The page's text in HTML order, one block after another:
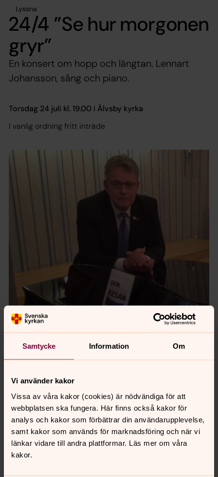
Samtycke Information Om
Vi använder kakor
Vissa av våra kakor (cookies) är nödvändiga för att
webbplatsen ska fungera. Här finns också kakor för
analys och kakor som förbättrar din användarupplevelse,
samt kakor som används för marknadsföring och när vi
länkar vidare till andra plattformar. Läs mer om våra
kakor.
Lyssna
24/4 ”Se hur morgonen
gryr”
En konsert om hopp och längtan. Lennart
Johansson, sång och piano.
Torsdag 24 juli kl. 19.00 i Älvsby kyrka
I vanlig ordning fritt inträde
Senast ändrad 25 juni 2025
Synpunkter eller frågor på sidans
innehåll?
alvsby.forsamling@svenskakyrkan.se
Dela